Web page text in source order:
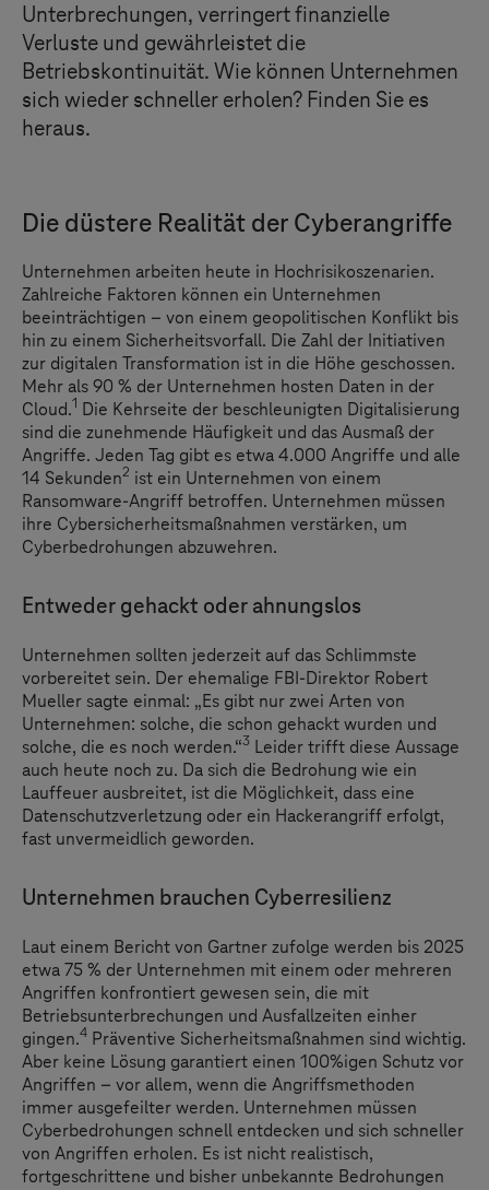
Unterbrechungen, verringert finanzielle
Verluste und gewährleistet die
Betriebskontinuität. Wie können Unternehmen
sich wieder schneller erholen? Finden Sie es
heraus.
Die düstere Realität der Cyberangriffe
Unternehmen arbeiten heute in Hochrisikoszenarien.
Zahlreiche Faktoren können ein Unternehmen
beeinträchtigen – von einem geopolitischen Konflikt bis
hin zu einem Sicherheitsvorfall. Die Zahl der Initiativen
zur digitalen Transformation ist in die Höhe geschossen.
Mehr als 90 % der Unternehmen hosten Daten in der
Cloud.1
Die Kehrseite der beschleunigten Digitalisierung
sind die zunehmende Häufigkeit und das Ausmaß der
Angriffe. Jeden Tag gibt es etwa 4.000 Angriffe und alle
14 Sekunden2 ist ein Unternehmen von einem
Ransomware-Angriff betroffen. Unternehmen müssen
ihre Cybersicherheitsmaßnahmen verstärken, um
Cyberbedrohungen abzuwehren.
Entweder gehackt oder ahnungslos
Unternehmen sollten jederzeit auf das Schlimmste
vorbereitet sein. Der ehemalige FBI-Direktor Robert
Mueller sagte einmal: „Es gibt nur zwei Arten von
Unternehmen: solche, die schon gehackt wurden und
solche, die es noch werden.“3 Leider trifft diese Aussage
auch heute noch zu. Da sich die Bedrohung wie ein
Lauffeuer ausbreitet, ist die Möglichkeit, dass eine
Datenschutzverletzung oder ein Hackerangriff erfolgt,
fast unvermeidlich geworden.
Unternehmen brauchen Cyberresilienz
Laut einem Bericht von Gartner zufolge werden bis 2025
etwa 75 % der Unternehmen mit einem oder mehreren
Angriffen konfrontiert gewesen sein, die mit
Betriebsunterbrechungen und Ausfallzeiten einher
gingen.4 Präventive Sicherheitsmaßnahmen sind wichtig.
Aber keine Lösung garantiert einen 100%igen Schutz vor
Angriffen – vor allem, wenn die Angriffsmethoden
immer ausgefeilter werden. Unternehmen müssen
Cyberbedrohungen schnell entdecken und sich schneller
von Angriffen erholen. Es ist nicht realistisch,
fortgeschrittene und bisher unbekannte Bedrohungen